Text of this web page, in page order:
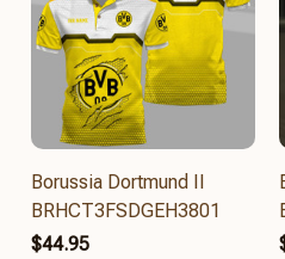
Borussia Dortmund II
BRHCT3FSDGEH3801
$44.95